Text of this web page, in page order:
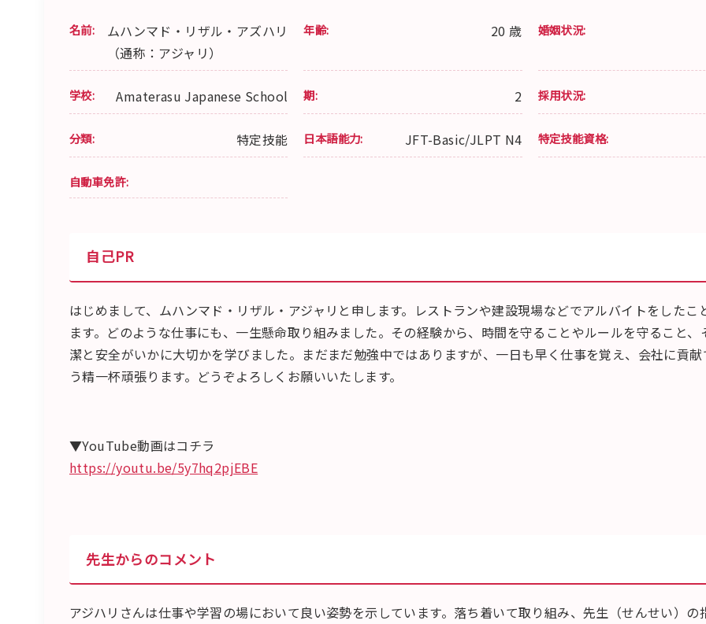
名前:
ムハンマド・リザル・アズハリ
（通称：アジャリ）
年齢: 20 歳 婚姻状況:
学校: Amaterasu Japanese School 期: 2 採用状況:
分類: 特定技能 日本語能力: JFT-Basic/JLPT N4 特定技能資格:
自動車免許:
自己PR
はじめまして、ムハンマド・リザル・アジャリと申します。レストランや建設現場などでアルバイトをしたこ
ます。どのような仕事にも、一生懸命取り組みました。その経験から、時間を守ることやルールを守ること、
潔と安全がいかに大切かを学びました。まだまだ勉強中ではありますが、一日も早く仕事を覚え、会社に貢献
う精一杯頑張ります。どうぞよろしくお願いいたします。
▼YouTube動画はコチラ
https://youtu.be/5y7hq2pjEBE
先生からのコメント
アジハリさんは仕事や学習の場において良い姿勢を示しています。落ち着いて取り組み、先生（せんせい）の